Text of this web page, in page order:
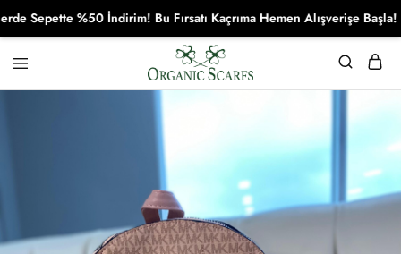
Organikscarf
Sepette %50 İndirim! Bu Fırsatı Kaçrıma Hemen Alışverişe Başla!